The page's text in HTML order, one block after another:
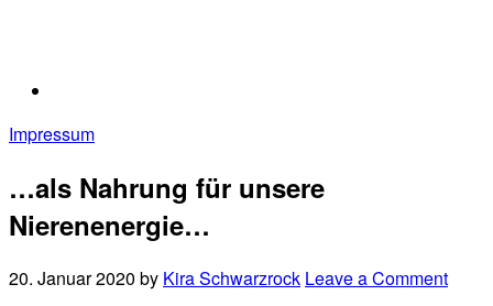
Impressum
…als Nahrung für unsere
Nierenenergie…
20. Januar 2020 by Kira Schwarzrock Leave a Comment